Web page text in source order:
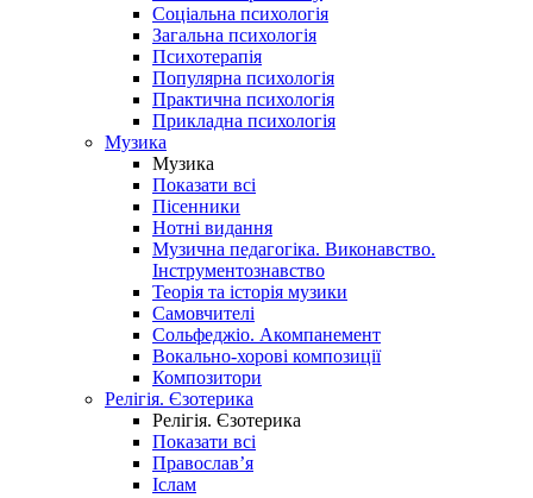
Соціальна психологія
Загальна психологія
Психотерапія
Популярна психологія
Практична психологія
Прикладна психологія
Музика
Музика
Показати всі
Пісенники
Нотні видання
Музична педагогіка. Виконавство.
Інструментознавство
Теорія та історія музики
Самовчителі
Сольфеджіо. Акомпанемент
Вокально-хорові композиції
Композитори
Релігія. Єзотерика
Релігія. Єзотерика
Показати всі
Православ’я
Іслам